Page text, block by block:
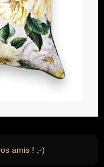
amis ! ;-)